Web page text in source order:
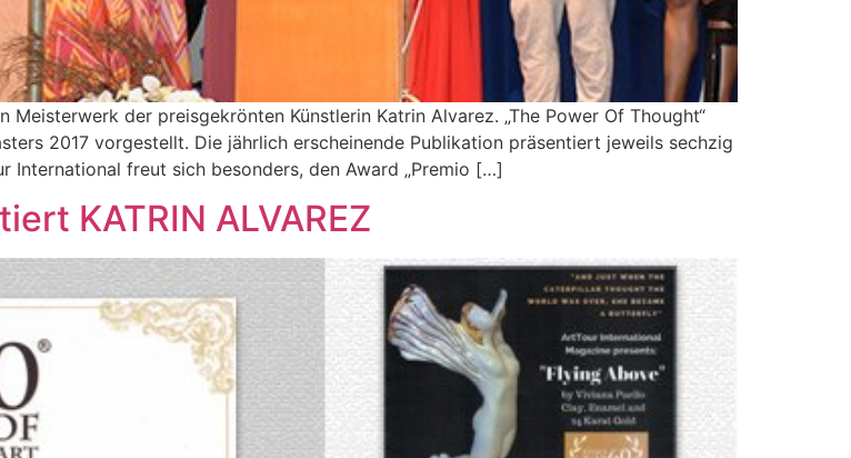
der preisgekrönten Künstlerin Katrin Alvarez. „The Power Of Thought“
2017 vorgestellt. Die jährlich erscheinende Publikation präsentiert jeweils sechzig
International freut sich besonders, den Award „Premio […]
KATRIN ALVAREZ